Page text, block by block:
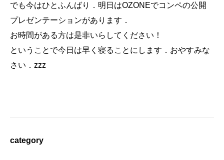
でも今はひとふんばり．明日はOZONEでコンペの公開
プレゼンテーションがあります．
お時間がある方は是非いらしてください！
ということで今日は早く寝ることにします．おやすみな
さい．zzz
category